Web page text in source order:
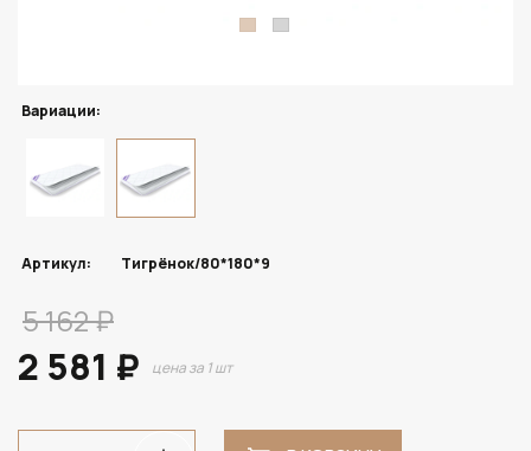
Вариации:
Артикул: Тигрёнок/80*180*9
5 162 ₽
2 581 ₽ цена за 1 шт